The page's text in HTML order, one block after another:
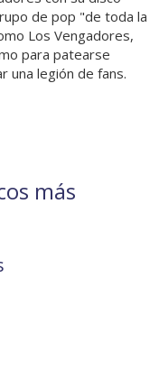
de pop "de toda la
Los Vengadores,
para patearse
una legión de fans.
más